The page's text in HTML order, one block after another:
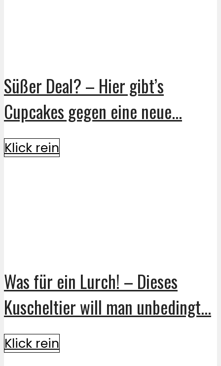
Süßer Deal? – Hier gibt’s
Cupcakes gegen eine neue...
Klick rein
Was für ein Lurch! – Dieses
Kuscheltier will man unbedingt...
Klick rein